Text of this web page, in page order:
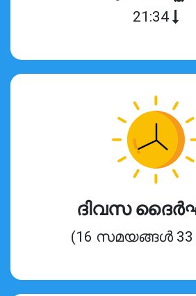
21:34
ദിവസ
(16 സമയങ്ങൾ 33